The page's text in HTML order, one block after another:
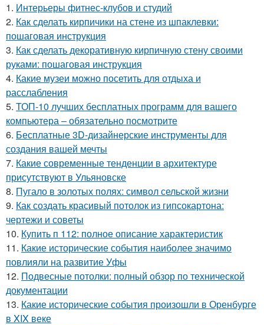
1. Интерьеры фитнес-клубов и студий
2. Как сделать кирпичики на стене из шпаклевки:
пошаговая инструкция
3. Как сделать декоративную кирпичную стену своими
руками: пошаговая инструкция
4. Какие музеи можно посетить для отдыха и
расслабления
5. ТОП-10 лучших бесплатных программ для вашего
компьютера – обязательно посмотрите
6. Бесплатные 3D-дизайнерские инструменты для
создания вашей мечты
7. Какие современные тенденции в архитектуре
присутствуют в Ульяновске
8. Пугало в золотых полях: символ сельской жизни
9. Как создать красивый потолок из гипсокартона:
чертежи и советы
10. Купить п 112: полное описание характеристик
11. Какие исторические события наиболее значимо
повлияли на развитие Уфы
12. Подвесные потолки: полный обзор по технической
документации
13. Какие исторические события произошли в Оренбурге
в XIX веке